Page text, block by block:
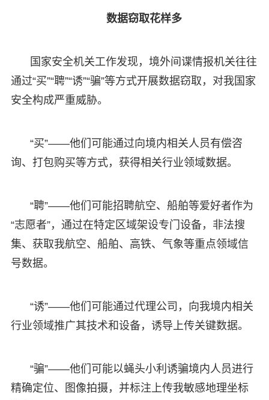
数据窃取花样多
国家安全机关工作发现，境外间谍情报机关往往
通过“买”“聘”“诱”“骗”等方式开展数据窃取，对我国家
安全构成严重威胁。
“买”——他们可能通过向境内相关人员有偿咨
询、打包购买等方式，获得相关行业领域数据。
“聘”——他们可能招聘航空、船舶等爱好者作为
“志愿者”，通过在特定区域架设专门设备，非法搜
集、获取我航空、船舶、高铁、气象等重点领域信
号数据。
“诱”——他们可能通过代理公司，向我境内相关
行业领域推广其技术和设备，诱导上传关键数据。
“骗”——他们可能以蝇头小利诱骗境内人员进行
精确定位、图像拍摄，并标注上传我敏感地理坐标